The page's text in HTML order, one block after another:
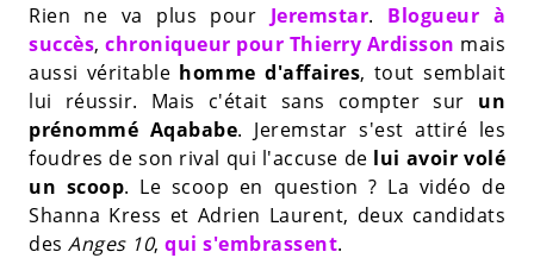
Rien ne va plus pour Jeremstar. Blogueur à
succès, chroniqueur pour Thierry Ardisson mais
aussi véritable homme d'affaires, tout semblait
lui réussir. Mais c'était sans compter sur un
prénommé Aqababe. Jeremstar s'est attiré les
foudres de son rival qui l'accuse de lui avoir volé
un scoop. Le scoop en question ? La vidéo de
Shanna Kress et Adrien Laurent, deux candidats
des Anges 10, qui s'embrassent.